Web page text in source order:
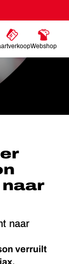
Webshop
NAAR JONG
naar
verruilt